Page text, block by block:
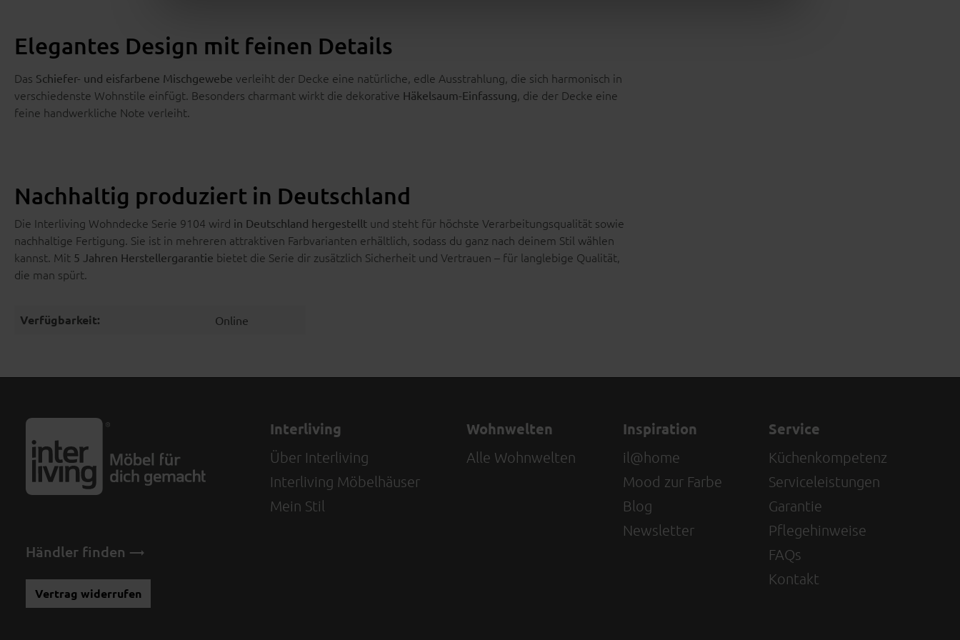
Elegantes Design mit feinen Details
Das Schiefer- und eisfarbene Mischgewebe verleiht der Decke eine natürliche, edle Ausstrahlung, die sich harmonisch in
verschiedenste Wohnstile einfügt. Besonders charmant wirkt die dekorative Häkelsaum-Einfassung, die der Decke eine
feine handwerkliche Note verleiht.
Nachhaltig produziert in Deutschland
Die Interliving Wohndecke Serie 9104 wird in Deutschland hergestellt und steht für höchste Verarbeitungsqualität sowie
nachhaltige Fertigung. Sie ist in mehreren attraktiven Farbvarianten erhältlich, sodass du ganz nach deinem Stil wählen
kannst. Mit 5 Jahren Herstellergarantie bietet die Serie dir zusätzlich Sicherheit und Vertrauen – für langlebige Qualität,
die man spürt.
Verfügbarkeit: Online
Händler finden
Vertrag widerrufen
Interliving
Über Interliving
Interliving Möbelhäuser
Mein Stil
Wohnwelten
Alle Wohnwelten
Inspiration
il@home
Mood zur Farbe
Blog
Newsletter
Service
Küchenkompetenz
Serviceleistungen
Garantie
Pflegehinweise
FAQs
Kontakt